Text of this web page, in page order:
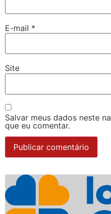
E-mail *
Site
Salvar meus dados neste
que eu comentar.